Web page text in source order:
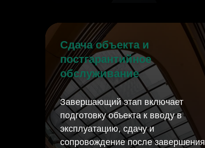
Сдача объекта и
постгарантийное
обслуживание
Завершающий этап включает
подготовку объекта к вводу в
эксплуатацию, сдачу и
сопровождение после завершения